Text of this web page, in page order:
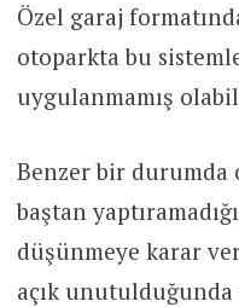
Özel garaj
otoparkta bu
uygulanmamış
Benzer bir durumda
baştan
düşünmeye karar
açık